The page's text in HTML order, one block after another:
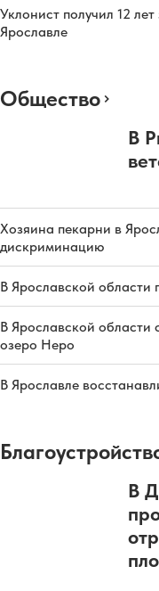
Уклонист получил 12
Ярославле
Общество
В
Хозяина пекарни в
дискриминацию
В Ярославской области
В Ярославской области
озеро Неро
В Ярославле
В